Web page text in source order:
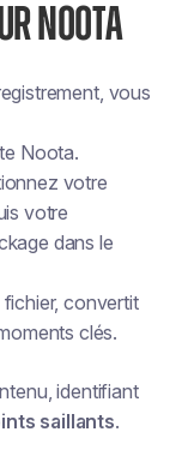
NOOTA
vous
Noota.
votre
votre
dans le
convertit
clés.
identifiant
saillants.